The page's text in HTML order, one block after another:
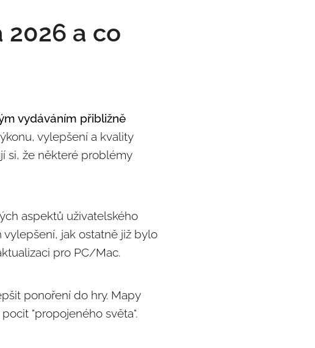
2026 a co
vydáváním přibližně
vylepšení a kvality
si, že některé problémy
aspektů uživatelského
vylepšení, jak ostatně již bylo
pro PC/Mac.
ponoření do hry. Mapy
"propojeného světa".